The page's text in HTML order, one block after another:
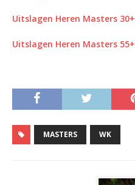
Uitslagen Heren Masters 30+
Uitslagen Heren Masters 55+
MASTERS WK